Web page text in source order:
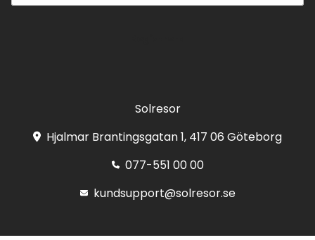
Solresor
Hjalmar Brantingsgatan 1, 417 06 Göteborg
077-551 00 00
kundsupport@solresor.se